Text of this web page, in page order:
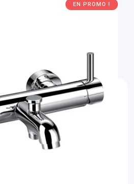
EN PROMO !